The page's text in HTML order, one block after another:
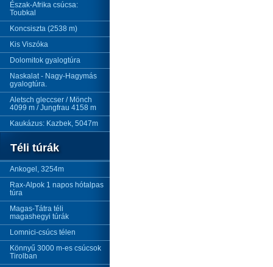
Észak-Afrika csúcsa:
Toubkal
Koncsiszta (2538 m)
Kis Viszóka
Dolomitok gyalogtúra
Naskalat - Nagy-Hagymás
gyalogtúra.
Aletsch gleccser / Mönch
4099 m / Jungfrau 4158 m
Kaukázus: Kazbek, 5047m
Téli túrák
Ankogel, 3254m
Rax-Alpok 1 napos hótalpas
túra
Magas-Tátra téli
magashegyi túrák
Lomnici-csúcs télen
Könnyű 3000 m-es csúcsok
Tirolban